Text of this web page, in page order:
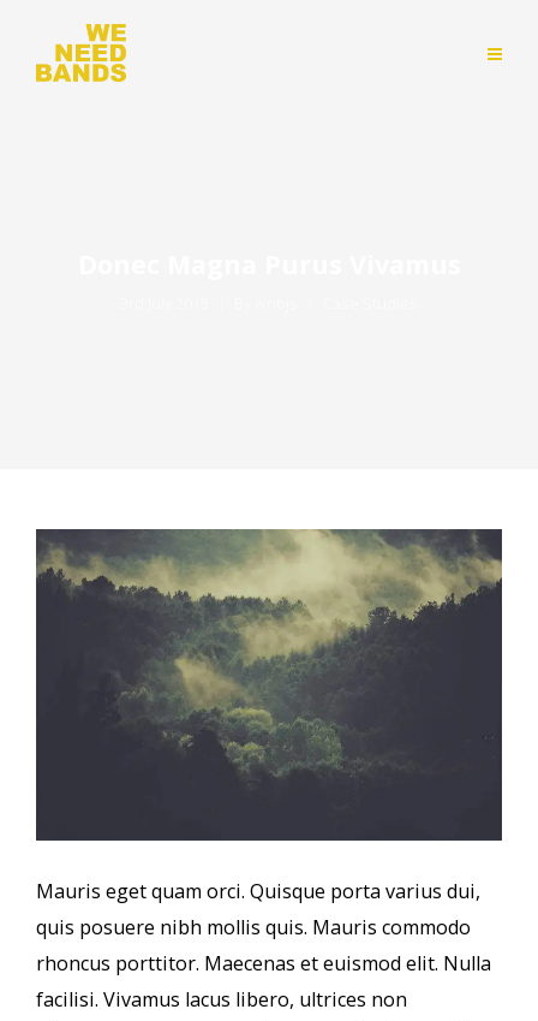
Mauris eget quam orci. Quisque porta varius dui,
quis posuere nibh mollis quis. Mauris commodo
rhoncus porttitor. Maecenas et euismod elit. Nulla
facilisi. Vivamus lacus libero, ultrices non